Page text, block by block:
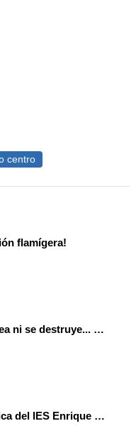
centro
flamígera!
La energía ni se crea ni se destruye... ¡se experimenta! El Tierno en la Feria Madrid es Ciencia 2026
El Gabinete de Física del IES Enrique Tierno Galván de Parla (Curso 25-26)